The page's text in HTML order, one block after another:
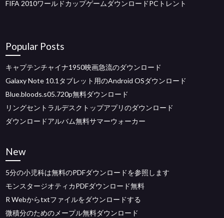
FIFA 2010ワールドカップゲームダウンロードPCトレント
Popular Posts
キャプテンチャイナ1950映画急流のダウンロード
Galaxy Note 10.1タブレット用のAndroid OSダウンロード
Blue.bloods.s05.720p無料ダウンロード
リングセントラルデスクトップアプリのダウンロード
ダウンロードアルバム無料サマーウォーカー
New
5分の小児科は無料のPDFダウンロードを参照します
モンスタージオティカPDFダウンロード無料
R Webからtxtファイルをダウンロードする
微積分のためのメープル無料ダウンロード